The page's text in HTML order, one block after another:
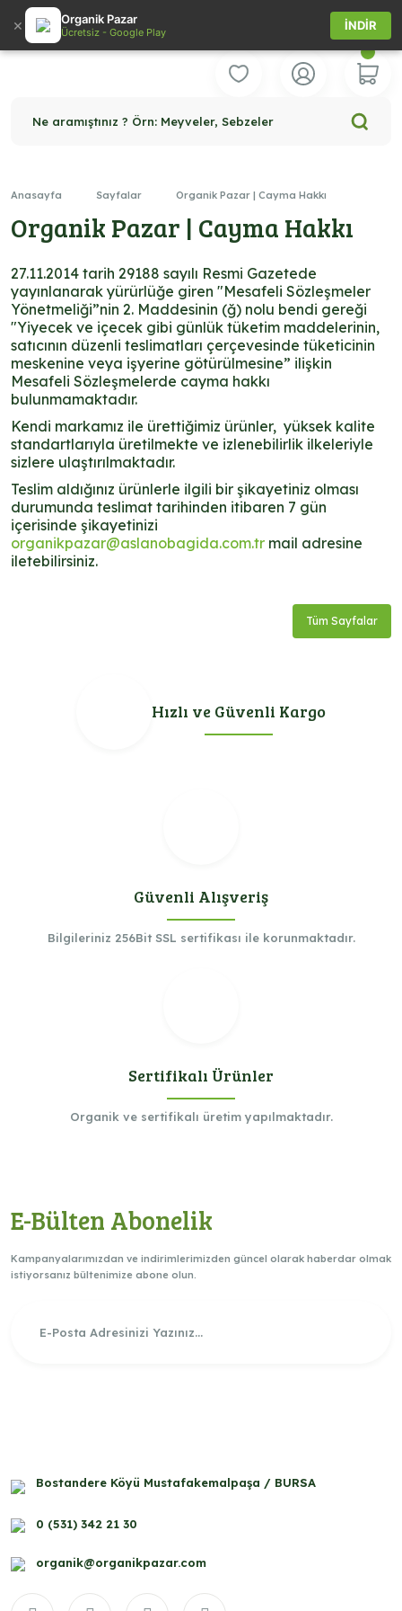
Ne aramıştınız ? Örn: Meyveler, Sebzeler
Anasayfa Sayfalar Organik Pazar | Cayma Hakkı
Organik Pazar | Cayma Hakkı
27.11.2014 tarih 29188 sayılı Resmi Gazetede
yayınlanarak yürürlüğe giren "Mesafeli Sözleşmeler
Yönetmeliği”nin 2. Maddesinin (ğ) nolu bendi gereği
"Yiyecek ve içecek gibi günlük tüketim maddelerinin,
satıcının düzenli teslimatları çerçevesinde tüketicinin
meskenine veya işyerine götürülmesine” ilişkin
Mesafeli Sözleşmelerde cayma hakkı
bulunmamaktadır.
Kendi markamız ile ürettiğimiz ürünler, yüksek kalite
standartlarıyla üretilmekte ve izlenebilirlik ilkeleriyle
sizlere ulaştırılmaktadır.
Teslim aldığınız ürünlerle ilgili bir şikayetiniz olması
durumunda teslimat tarihinden itibaren 7 gün
içerisinde şikayetinizi
organikpazar@aslanobagida.com.tr mail adresine
iletebilirsiniz.
Tüm Sayfalar
Hızlı ve Güvenli Kargo
Güvenli Alışveriş
Bilgileriniz 256Bit SSL sertifikası ile korunmaktadır.
Sertifikalı Ürünler
Organik ve sertifikalı üretim yapılmaktadır.
E-Bülten Abonelik
Kampanyalarımızdan ve indirimlerimizden güncel olarak haberdar olmak
istiyorsanız bültenimize abone olun.
Bostandere Köyü Mustafakemalpaşa / BURSA
0 (531) 342 21 30
organik@organikpazar.com
× Organik Pazar
Ücretsiz - Google Play
İNDİR